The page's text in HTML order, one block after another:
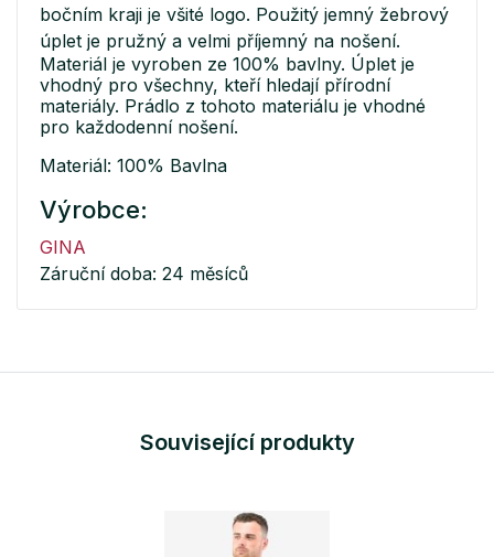
bočním kraji je všité logo. Použitý jemný žebrový
úplet je pružný a velmi příjemný na nošení.
Materiál je vyroben ze 100% bavlny. Úplet je
vhodný pro všechny, kteří hledají přírodní
materiály. Prádlo z tohoto materiálu je vhodné
pro každodenní nošení.
Materiál: 100% Bavlna
Výrobce:
GINA
Záruční doba: 24 měsíců
Související produkty